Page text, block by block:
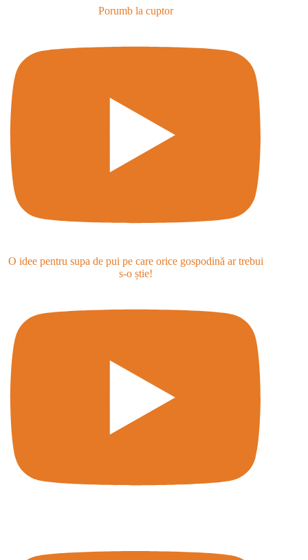
Porumb la cuptor
O idee pentru supa de pui pe care orice gospodină ar trebui
s-o știe!